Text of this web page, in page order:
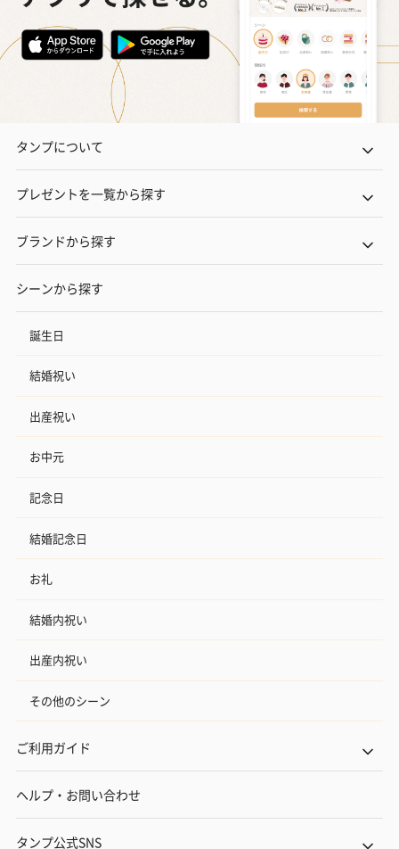
タンプについて
プレゼントを一覧から探す
ブランドから探す
シーンから探す
誕生日
結婚祝い
出産祝い
お中元
記念日
結婚記念日
お礼
結婚内祝い
出産内祝い
その他のシーン
ご利用ガイド
ヘルプ・お問い合わせ
タンプ公式SNS